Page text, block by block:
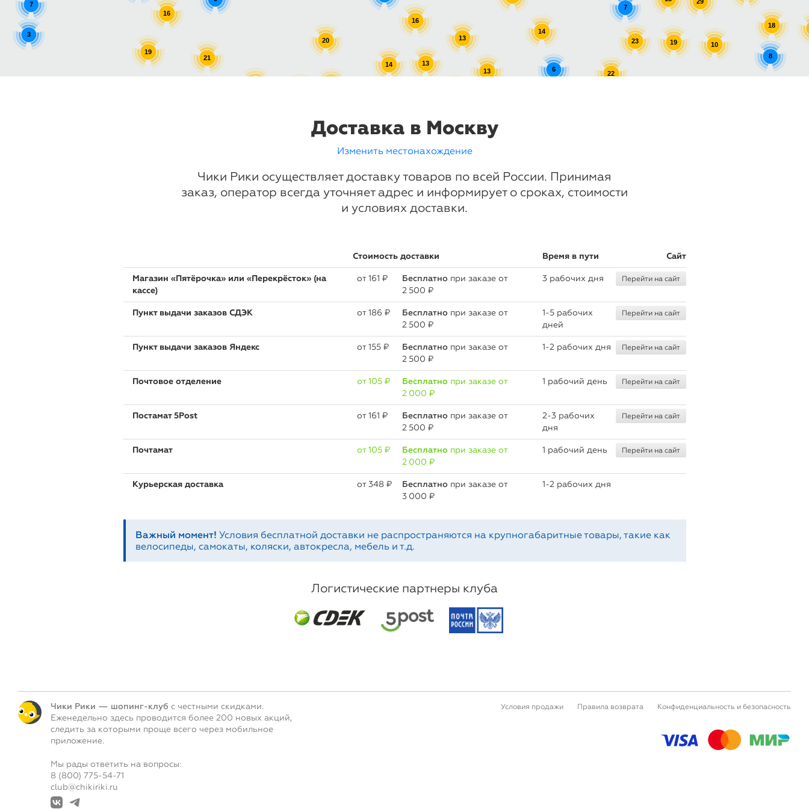
19
19
20
13
23
13
10
21
13
3
16
22
18
16
6
14
14
7
8
7
Доставка в Москву
Изменить местонахождение
Чики Рики осуществляет доставку товаров по всей России. Принимая
заказ, оператор всегда уточняет адрес и информирует о сроках, стоимости
и условиях доставки.
Стоимость доставки Время в пути Сайт
Магазин «Пятёрочка» или «Перекрёсток» (на
кассе)
oт 161 ₽ Бесплатнопри заказе от
2 500 ₽
3 рабочих дня Перейти на сайт
Пункт выдачи заказов СДЭК oт 186 ₽ Бесплатнопри заказе от
2 500 ₽
1-5 рабочих
дней
Перейти на сайт
Пункт выдачи заказов Яндекс oт 155 ₽ Бесплатнопри заказе от
2 500 ₽
1-2 рабочих дня Перейти на сайт
Почтовое отделение oт 105 ₽ Бесплатнопри заказе от
2 000 ₽
1 рабочий день Перейти на сайт
Постамат 5Post oт 161 ₽ Бесплатнопри заказе от
2 500 ₽
2-3 рабочих
дня
Перейти на сайт
Почтамат oт 105 ₽ Бесплатнопри заказе от
2 000 ₽
1 рабочий день Перейти на сайт
Курьерская доставка oт 348 ₽ Бесплатнопри заказе от
3 000 ₽
1-2 рабочих дня
Важный момент! Условия бесплатной доставки не распространяются на крупногабаритные товары, такие как
велосипеды, самокаты, коляски, автокресла, мебель и т.д.
Логистические партнеры клуба
Чики Рики — шопинг-клуб с честными скидками.
Еженедельно здесь проводится более 200 новых акций,
следить за которыми проще всего через мобильное
приложение.
Мы рады ответить на вопросы:
8 (800) 775-54-71
club@chikiriki.ru
Условия продажи Правила возврата Конфиденциальность и безопасность